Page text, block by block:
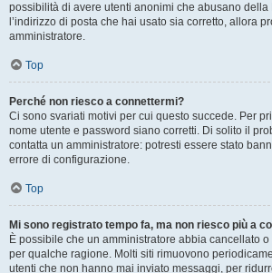
possibilità di avere utenti anonimi che abusano della
l’indirizzo di posta che hai usato sia corretto, allora
amministratore.
Top
Perché non riesco a connettermi?
Ci sono svariati motivi per cui questo succede. Per
nome utente e password siano corretti. Di solito il
contatta un amministratore: potresti essere stato
errore di configurazione.
Top
Mi sono registrato tempo fa, ma non riesco più a
È possibile che un amministratore abbia cancellato
per qualche ragione. Molti siti rimuovono
utenti che non hanno mai inviato messaggi, per